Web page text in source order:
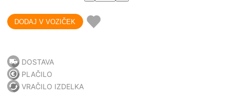
DOSTAVA
PLAČILO
VRAČILO IZDELKA